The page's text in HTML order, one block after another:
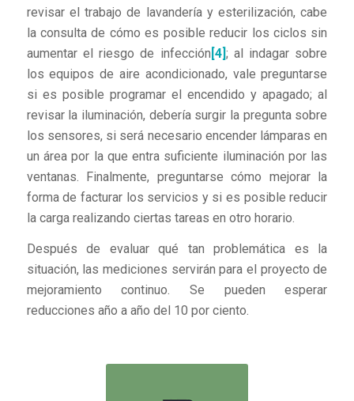
revisar el trabajo de lavandería y esterilización, cabe
la consulta de cómo es posible reducir los ciclos sin
aumentar el riesgo de infección [4]; al indagar sobre
los equipos de aire acondicionado, vale preguntarse
si es posible programar el encendido y apagado; al
revisar la iluminación, debería surgir la pregunta sobre
los sensores, si será necesario encender lámparas en
un área por la que entra suficiente iluminación por las
ventanas. Finalmente, preguntarse cómo mejorar la
forma de facturar los servicios y si es posible reducir
la carga realizando ciertas tareas en otro horario.
Después de evaluar qué tan problemática es la
situación, las mediciones servirán para el proyecto de
mejoramiento continuo. Se pueden esperar
reducciones año a año del 10 por ciento.